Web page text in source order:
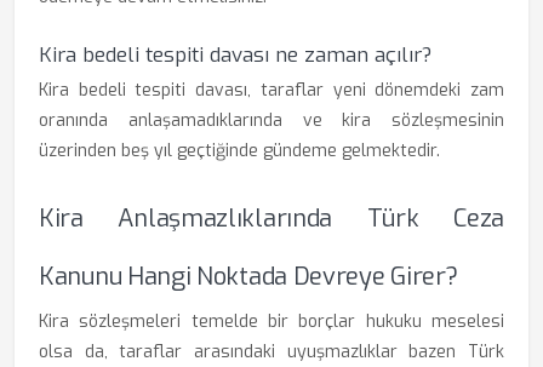
Kira bedeli tespiti davası ne zaman açılır?
Kira bedeli tespiti davası, taraflar yeni dönemdeki zam
oranında anlaşamadıklarında ve kira sözleşmesinin
üzerinden beş yıl geçtiğinde gündeme gelmektedir.
Kira Anlaşmazlıklarında Türk Ceza
Kanunu Hangi Noktada Devreye Girer?
Kira sözleşmeleri temelde bir borçlar hukuku meselesi
olsa da, taraflar arasındaki uyuşmazlıklar bazen Türk